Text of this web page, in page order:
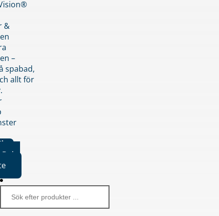
&
–
spabad,
allt för
Boka